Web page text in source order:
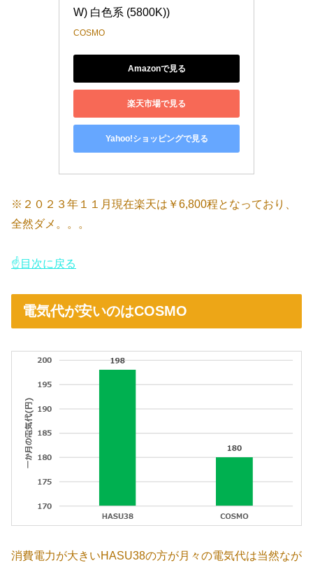
W) 白色系 (5800K))
COSMO
Amazonで見る
楽天市場で見る
Yahoo!ショッピングで見る
※２０２３年１１月現在楽天は￥6,800程となっており、
全然ダメ。。。
☝目次に戻る
電気代が安いのはCOSMO
消費電力が大きいHASU38の方が月々の電気代は当然なが